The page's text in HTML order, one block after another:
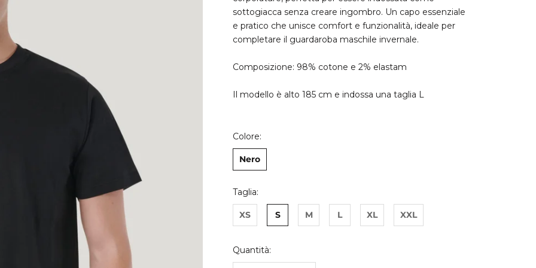
sottogiacca senza creare ingombro. Un capo essenziale
e pratico che unisce comfort e funzionalità, ideale per
completare il guardaroba maschile invernale.
Composizione: 98% cotone e 2% elastam
Il modello è alto 185 cm e indossa una taglia L
Colore:
Nero
Taglia:
XS S M L XL XXL
Quantità: